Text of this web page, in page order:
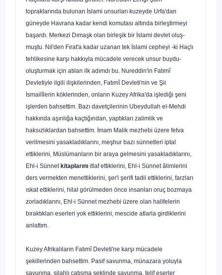
topraklarında bulunan İslami unsurları kuzeyde Urfa'dan
güneyde Havrana kadar kendi komuta­sı altında birleştirmeyi
başardı. Merkezi Dımaşk olan birleşik bir İslami devlet oluş­
muştu. Nil'den Fırat'a kadar uzanan tek İslami cepheyi -ki Haçlı
tehlikesine karşı hakkıyla mücadele verecek unsur buydu-
oluşturmak için atılan ilk adımdı bu. Nureddin'in Fatımî
Devletiyle ilgili ilişkilerinden, Fatımî Devleti'nin ve Şii
İsmailîlerin köklerinden, onların Kuzey Afrika'da işlediği şeni
işlerden bahsettim. Bazı davetçilerinin Ubeydullah el-Mehdi
hakkında aşırılığa kaçtığından, yaptıkları zalimlik ve
haksızlıklardan bahsettim. İmam Malik mezhebi üzere fetva
verilmesini yasakladık­larını, meşhur bazı sünnetleri iptal
ettiklerini, Müslümanların bir araya gelmesini yasakladıklarını,
Ehl-i Sünnetkitaplarını itlaf ettiklerini, Ehl-i Sünnet âlimlerini
ders vermekten menettiklerini, şer'i şerifi tadil ettiklerini, farzları
ıskat ettiklerini, hilal görülmeden önce insanları oruç bozmaya
zorladıklarını, Ehl-i Sünnet mezhebi üzere olan halifelerin
bıraktıkları eserleri yok ettiklerini, mescide atlarla girdiklerini
anlattım.
Kuzey Afrikalıların Fatımî Devleti'ne karşı mücadele
şekillerinden bahsettim. Pasif savunma, münazara yoluyla
savunma, silahlı çatışma şeklinde savunma, telif eserler